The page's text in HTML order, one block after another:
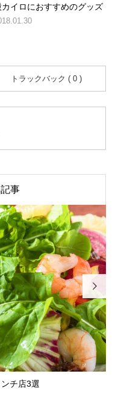
カイロにおすすめのグッズ
トラックバック ( 0 )
事
チ店3選
